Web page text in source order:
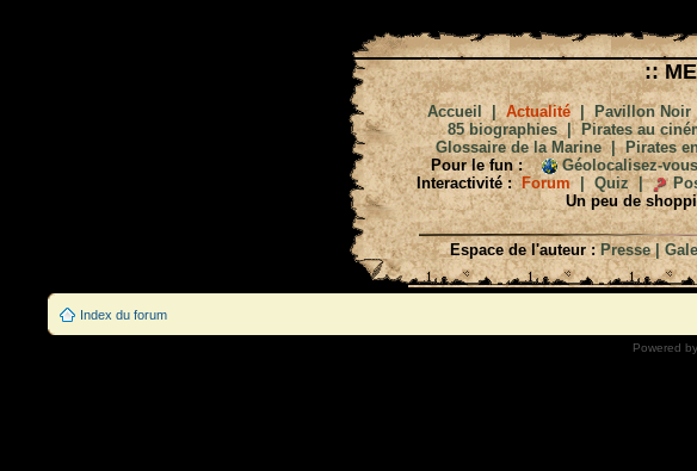
::
Accueil |Actualité|Pavillon Noir
85 biographies| Pirates au
Glossaire de la Marine|Pirates
Pour le fun :
Géolocalisez-
Interactivité : Forum| Quiz|
Un peu de
Espace de l'auteur : Presse|
Index du forum
Powered by